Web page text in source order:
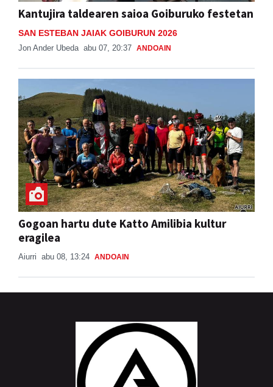
Kantujira taldearen saioa Goiburuko festetan
SAN ESTEBAN JAIAK GOIBURUN 2026
Jon Ander Ubeda abu 07, 20:37 ANDOAIN
Gogoan hartu dute Katto Amilibia kultur
eragilea
Aiurri abu 08, 13:24 ANDOAIN